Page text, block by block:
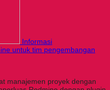
Informasi
untuk tim pengembangan
manajemen proyek dengan